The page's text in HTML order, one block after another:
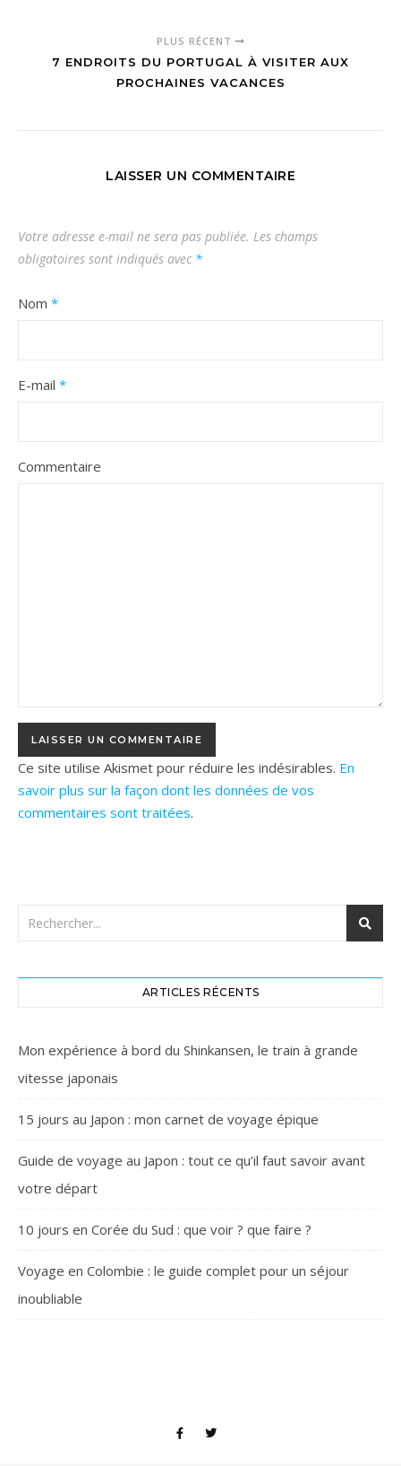
PLUS RÉCENT
7 ENDROITS DU PORTUGAL À VISITER AUX
PROCHAINES VACANCES
LAISSER UN COMMENTAIRE
Votre adresse e-mail ne sera pas publiée. Les champs
obligatoires sont indiqués avec *
Nom *
E-mail *
Commentaire
Ce site utilise Akismet pour réduire les indésirables. En
savoir plus sur la façon dont les données de vos
commentaires sont traitées.
ARTICLES RÉCENTS
Mon expérience à bord du Shinkansen, le train à grande
vitesse japonais
15 jours au Japon : mon carnet de voyage épique
Guide de voyage au Japon : tout ce qu’il faut savoir avant
votre départ
10 jours en Corée du Sud : que voir ? que faire ?
Voyage en Colombie : le guide complet pour un séjour
inoubliable